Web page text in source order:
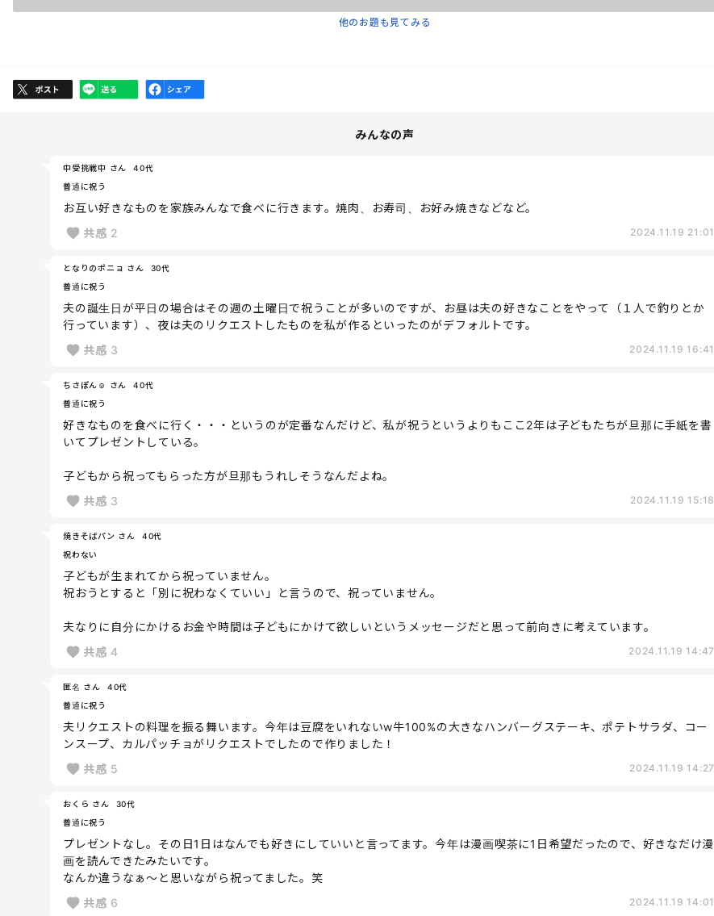
他のお題も見てみる
みんなの声
中受挑戦中 さん
40代
普通に祝う
お互い好きなものを家族みんなで食べに行きます。焼肉、お寿司、お好み焼きなどなど。
共感 2 2024.11.19 21:01
となりのポニョ さん
30代
普通に祝う
夫の誕生日が平日の場合はその週の土曜日で祝うことが多いのですが、お昼は夫の好きなことをやって（１人で釣りとか
行っています）、夜は夫のリクエストしたものを私が作るといったのがデフォルトです。
共感 3 2024.11.19 16:41
ちさぽん☺︎ さん
40代
普通に祝う
好きなものを食べに行く・・・というのが定番なんだけど、私が祝うというよりもここ2年は子どもたちが旦那に手紙を書
いてプレゼントしている。
子どもから祝ってもらった方が旦那もうれしそうなんだよね。
共感 3 2024.11.19 15:18
焼きそばパン さん
40代
祝わない
子どもが生まれてから祝っていません。
祝おうとすると「別に祝わなくていい」と言うので、祝っていません。
夫なりに自分にかけるお金や時間は子どもにかけて欲しいというメッセージだと思って前向きに考えています。
共感 4 2024.11.19 14:47
匿名 さん
40代
普通に祝う
夫リクエストの料理を振る舞います。今年は豆腐をいれないw牛100%の大きなハンバーグステーキ、ポテトサラダ、コー
ンスープ、カルパッチョがリクエストでしたので作りました！
共感 5 2024.11.19 14:27
おくら さん
30代
普通に祝う
プレゼントなし。その日1日はなんでも好きにしていいと言ってます。今年は漫画喫茶に1日希望だったので、好きなだけ漫
画を読んできたみたいです。
なんか違うなぁ～と思いながら祝ってました。笑
共感 6 2024.11.19 14:01